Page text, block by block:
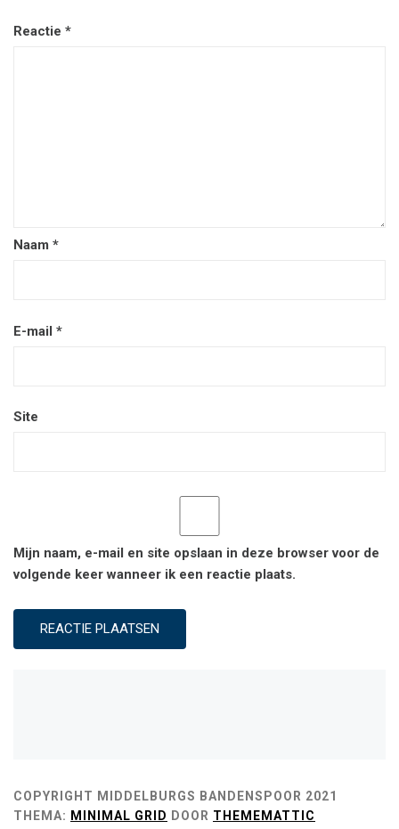
Reactie *
Naam *
E-mail *
Site
Mijn naam, e-mail en site opslaan in deze browser voor de
volgende keer wanneer ik een reactie plaats.
COPYRIGHT MIDDELBURGS BANDENSPOOR 2021
THEMA: MINIMAL GRID DOOR THEMEMATTIC